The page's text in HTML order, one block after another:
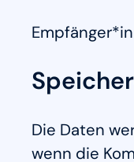
Die Daten
wenn die